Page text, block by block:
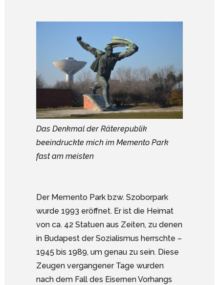
Das Denkmal der Räterepublik
beeindruckte mich im Memento Park
fast am meisten
Der Memento Park bzw. Szoborpark
wurde 1993 eröffnet. Er ist die Heimat
von ca. 42 Statuen aus Zeiten, zu denen
in Budapest der Sozialismus herrschte –
1945 bis 1989, um genau zu sein. Diese
Zeugen vergangener Tage wurden
nach dem Fall des Eisernen Vorhangs